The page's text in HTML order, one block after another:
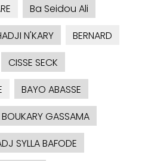
Ba Seidou Ali
N'KARY
BERNARD
CISSE SECK
BAYO ABASSE
BOUKARY GASSAMA
SYLLA BAFODE